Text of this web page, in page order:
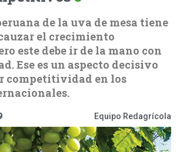
de la uva de mesa tiene
el crecimiento
este debe ir de la mano con
Ese es un aspecto decisivo
competitividad en los
Equipo Redagrícola